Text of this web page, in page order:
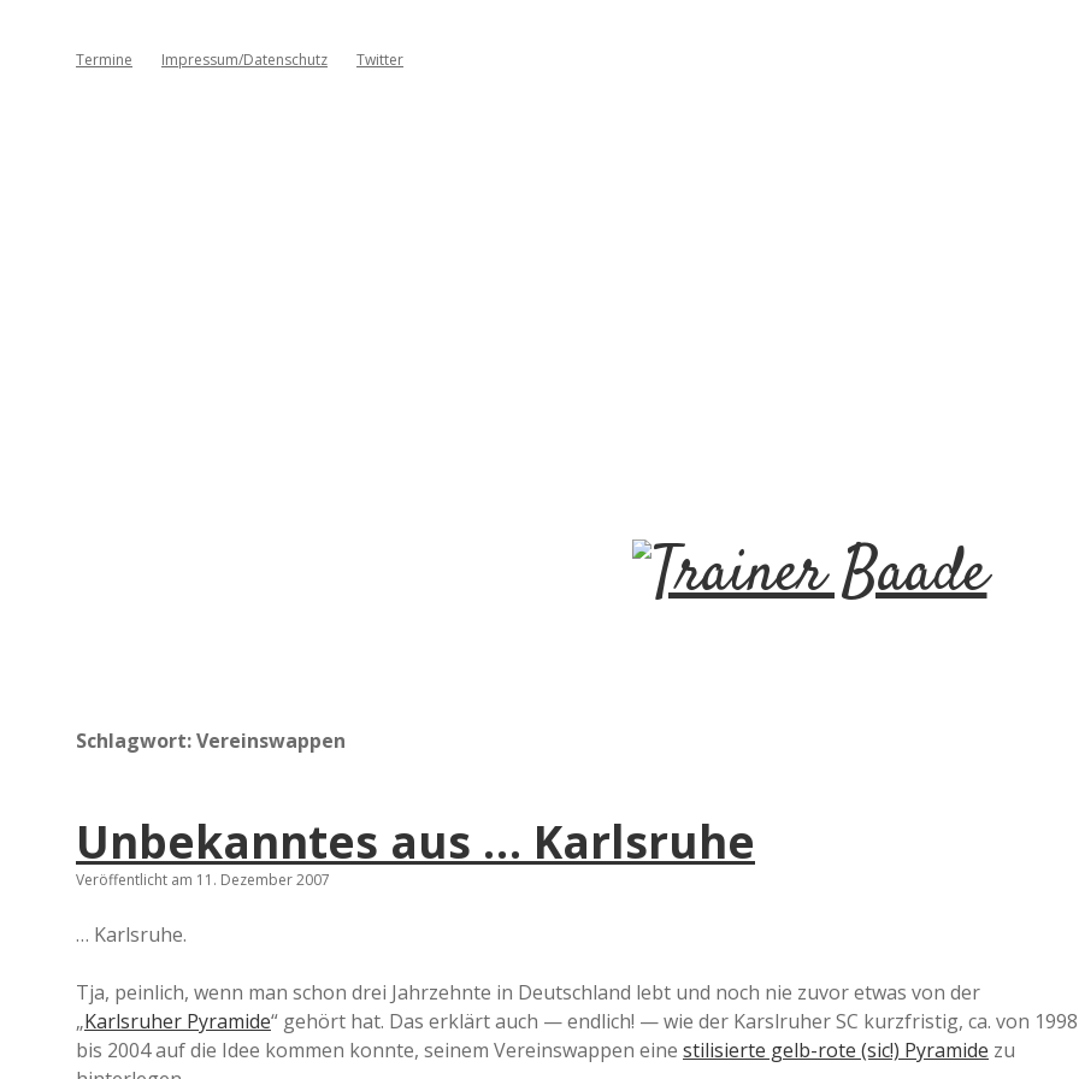
Termine Impressum/Datenschutz Twitter
T
n
r
Schlagwort:Vereinswappen
Unbekanntes aus … Karlsruhe
Veröffentlicht am 11. Dezember 2007
… Karlsruhe.
Tja, peinlich, wenn man schon drei Jahrzehnte in Deutschland lebt und noch nie zuvor etwas von der
„Karlsruher Pyramide“ gehört hat. Das erklärt auch — endlich! — wie der Karslruher SC kurzfristig, ca. von 1998
bis 2004 auf die Idee kommen konnte, seinem Vereinswappen eine stilisierte gelb-rote (sic!) Pyramide zu